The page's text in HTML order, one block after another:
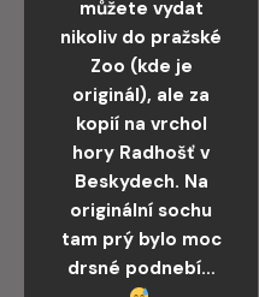
můžete vydat
nikoliv do pražské
Zoo (kde je
originál), ale za
kopií na vrchol
hory Radhošť v
Beskydech. Na
originální sochu
tam prý bylo moc
drsné podnebí…